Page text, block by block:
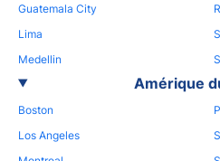
Guatemala City
Lima
Medellin
Amérique
Boston
Los Angeles